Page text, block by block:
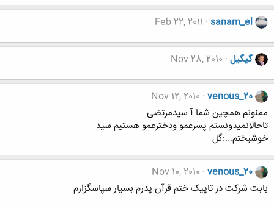
sanam_el
Feb 22, 2011
گیگیل Nov 28, 2010
venous_20
Nov 12, 2010
ممنونم همچین شما آ سیدمرتضی
تاحالانمیدونستم پسرعمو ودخترعمو هستیم سید
خوشبختم...:گل
venous_20
Nov 10, 2010
بابت شرکت در تاپیک ختم قرآن پدرم بسیار سپاسگزارم